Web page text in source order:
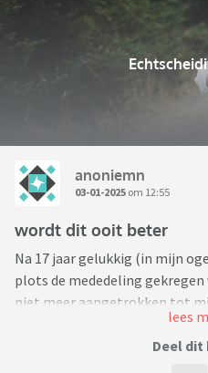
anoniemn
03-01-2025 om 12:55
wordt dit ooit beter
Na 17 jaar gelukkig (in mijn
plots de mededeling
niet meer aangetrokken tot
en we zouden er samen voor
duidelijk dat ze wel gevoelens
Deel dit